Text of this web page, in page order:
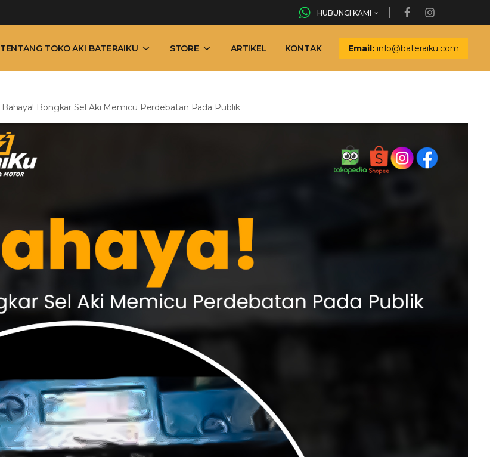
HUBUNGI KAMI
TENTANG TOKO AKI BATERAIKU STORE ARTIKEL KONTAK Email: info@bateraiku.com
Bahaya! Bongkar Sel Aki Memicu Perdebatan Pada Publik